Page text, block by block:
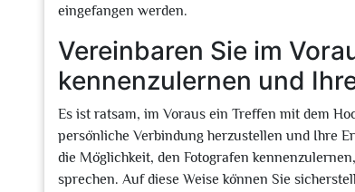
eingefangen werden.
Vereinbaren Sie im
kennenzulernen und
Es ist ratsam, im Voraus ein Treffen mit dem
persönliche Verbindung herzustellen und Ihre
die Möglichkeit, den Fotografen
sprechen. Auf diese Weise können Sie